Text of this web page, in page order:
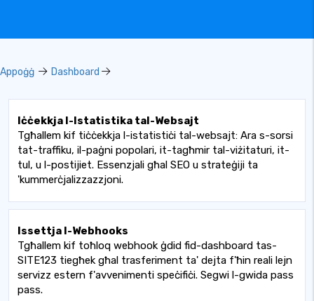
Appoġġ Dashboard
Iċċekkja l-Istatistika tal-Websajt
Tgħallem kif tiċċekkja l-istatistiċi tal-websajt: Ara s-sorsi
tat-traffiku, il-paġni popolari, it-tagħmir tal-viżitaturi, it-
tul, u l-postijiet. Essenzjali għal SEO u strateġiji ta
'kummerċjalizzazzjoni.
Issettja l-Webhooks
Tgħallem kif toħloq webhook ġdid fid-dashboard tas-
SITE123 tiegħek għal trasferiment ta' dejta f'ħin reali lejn
servizz estern f'avvenimenti speċifiċi. Segwi l-gwida pass
pass.